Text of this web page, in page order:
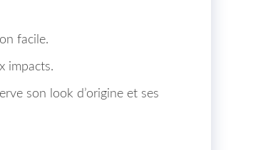
facile.
impacts.
son look d’origine et ses